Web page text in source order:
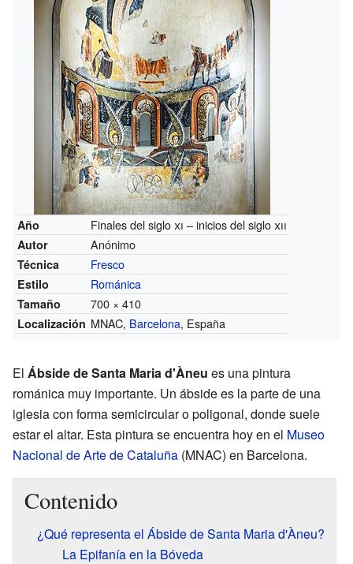
Año Finales del sigloxi – inicios del sigloxii
Autor Anónimo
Técnica Fresco
Estilo Románica
Tamaño 700 × 410
Localización MNAC, Barcelona, España
El Ábside de Santa Maria d'Àneu es una pintura
románica muy importante. Un ábside es la parte de una
iglesia con forma semicircular o poligonal, donde suele
estar el altar. Esta pintura se encuentra hoy en el Museo
Nacional de Arte de Cataluña (MNAC) en Barcelona.
Contenido
¿Qué representa el Ábside de Santa Maria d'Àneu?
La Epifanía en la Bóveda